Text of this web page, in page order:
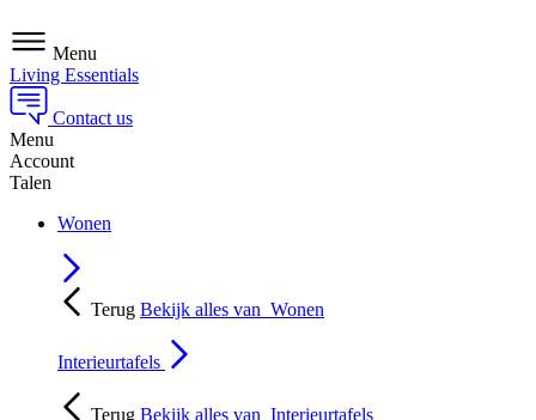
Menu
Living Essentials
Contact us
Menu
Account
Talen
Wonen
Terug Bekijk alles van Wonen
Interieurtafels
Terug Bekijk alles van Interieurtafels